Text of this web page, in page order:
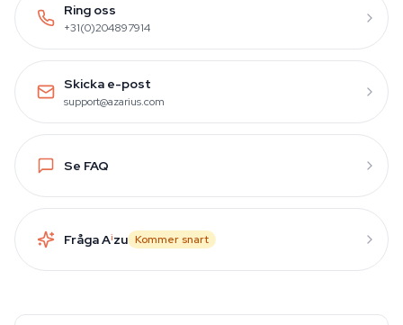
Ring oss
+31(0)204897914
Skicka e-post
support@azarius.com
Se FAQ
Fråga Aizu Kommer snart